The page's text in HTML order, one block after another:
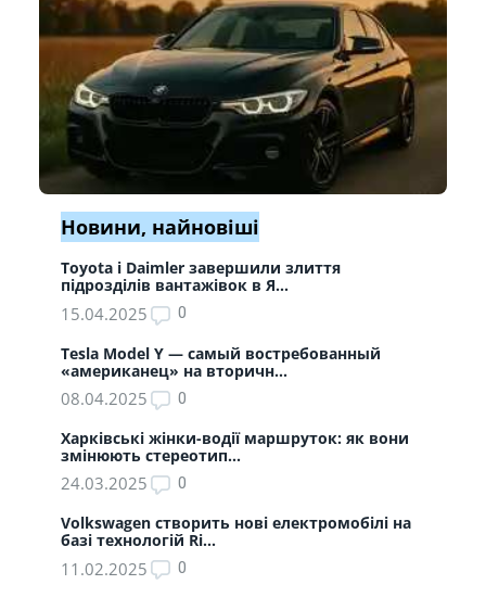
Новини, найновіші
Toyota і Daimler завершили злиття
підрозділів вантажівок в Я...
15.04.2025 0
Tesla Model Y — самый востребованный
«американец» на вторичн...
08.04.2025 0
Харківські жінки-водії маршруток: як вони
змінюють стереотип...
24.03.2025 0
Volkswagen створить нові електромобілі на
базі технологій Ri...
11.02.2025 0